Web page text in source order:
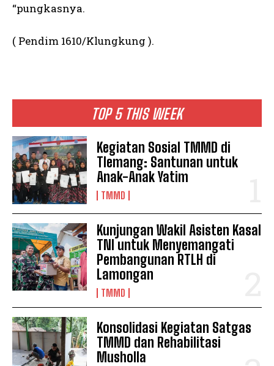
TOP 5 THIS WEEK
Kegiatan Sosial TMMD di
Tlemang: Santunan untuk
Anak-Anak Yatim
TMMD
Kunjungan Wakil Asisten Kasal
TNI untuk Menyemangati
Pembangunan RTLH di
Lamongan
TMMD
Konsolidasi Kegiatan Satgas
TMMD dan Rehabilitasi
Musholla
“pungkasnya.
( Pendim 1610/Klungkung ).